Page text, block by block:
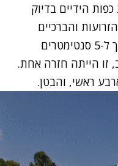
הידיים בדיוק
והברכיים
ביחד, עד שהברכיים מגיעות בערך ל-5 סנטימטרים
זו הייתה חזרה אחת.
ראשי, והבטן.